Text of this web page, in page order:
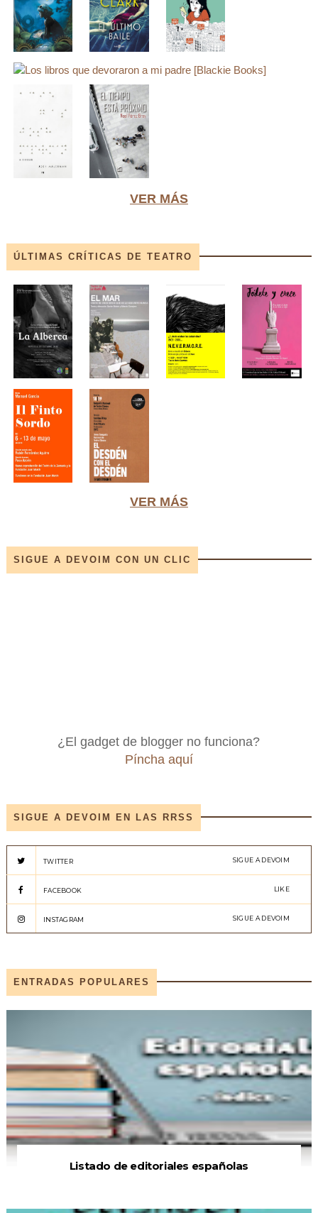
VER MÁS
ÚLTIMAS CRÍTICAS DE TEATRO
VER MÁS
SIGUE A DEVOIM CON UN CLIC
¿El gadget de blogger no funciona?
Píncha aquí
SIGUE A DEVOIM EN LAS RRSS
TWITTER SIGUE A DEVOIM
FACEBOOK LIKE
INSTAGRAM SIGUE A DEVOIM
ENTRADAS POPULARES
Listado de editoriales españolas